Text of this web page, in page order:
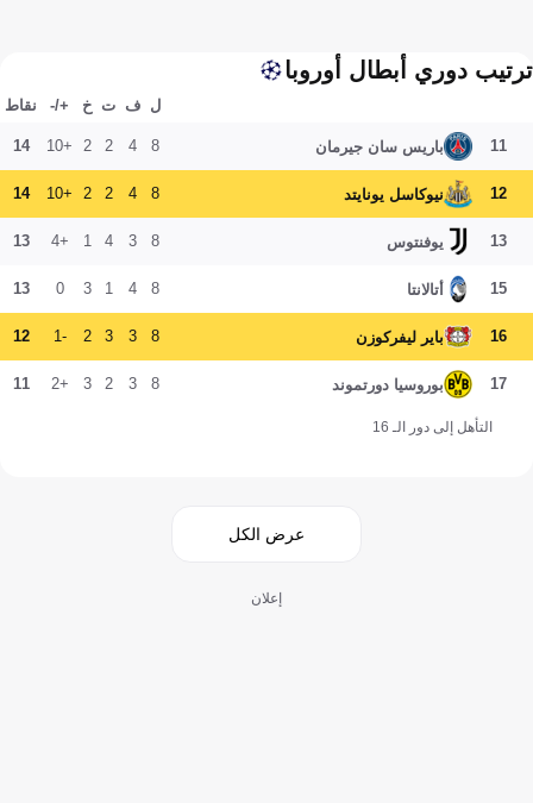
ترتيب دوري أبطال أوروبا
ل ف ت خ +/- نقاط
11 باريس سان جيرمان 8
4
2
2
+10
14
12 نيوكاسل يونايتد 8
4
2
2
+10
14
13 يوفنتوس 8
3
4
1
+4
13
15 أتالانتا 8
4
1
3
0
13
16 باير ليفركوزن 8
3
3
2
-1
12
17 بوروسيا دورتموند 8
3
2
3
+2
11
التأهل إلى دور الـ 16
عرض الكل
إعلان